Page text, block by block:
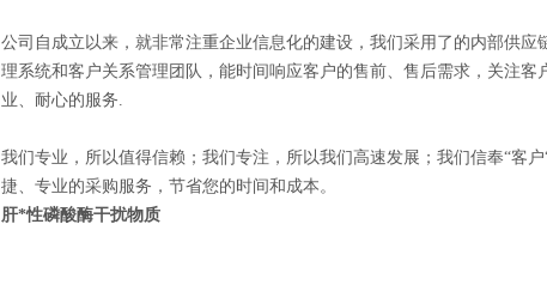
公司自成立以来，就非常注重企业信息化的建设，我们采用了的内部供
理系统和客户关系管理团队，能时间响应客户的售前、售后需求，关注
业、耐心的服务.
我们专业，所以值得信赖；我们专注，所以我们高速发展；我们信奉“客
捷、专业的采购服务，节省您的时间和成本。
肝*性磷酸酶干扰物质